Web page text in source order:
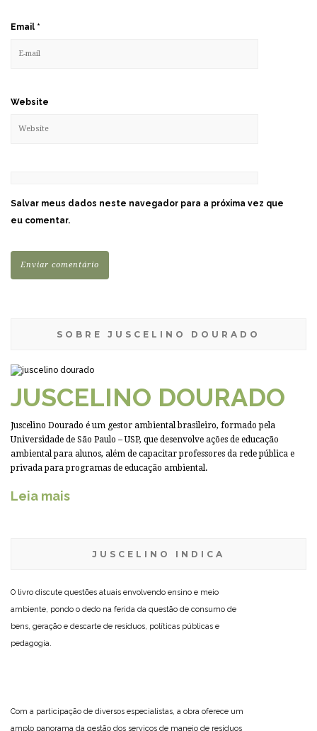
Email *
Website
Salvar meus dados neste navegador para a próxima vez que
eu comentar.
SOBRE JUSCELINO DOURADO
JUSCELINO DOURADO
Juscelino Dourado é um gestor ambiental brasileiro, formado pela
Universidade de São Paulo – USP, que desenvolve ações de educação
ambiental para alunos, além de capacitar professores da rede pública e
privada para programas de educação ambiental.
Leia mais
JUSCELINO INDICA
O livro discute questões atuais envolvendo ensino e meio
ambiente, pondo o dedo na ferida da questão de consumo de
bens, geração e descarte de resíduos, políticas públicas e
pedagogia.
Com a participação de diversos especialistas, a obra oferece um
amplo panorama da gestão dos serviços de manejo de resíduos